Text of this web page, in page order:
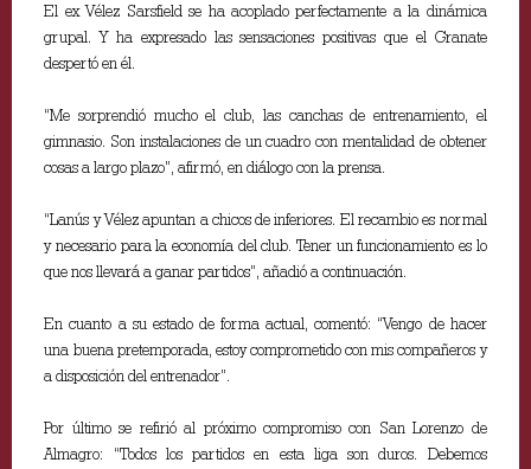
El ex Vélez Sarsfield se ha acoplado perfectamente a la dinámica
grupal. Y ha expresado las sensaciones positivas que el Granate
despertó en él.
“Me sorprendió mucho el club, las canchas de entrenamiento, el
gimnasio. Son instalaciones de un cuadro con mentalidad de obtener
cosas a largo plazo”, afirmó, en diálogo con la prensa.
“Lanús y Vélez apuntan a chicos de inferiores. El recambio es normal
y necesario para la economía del club. Tener un funcionamiento es lo
que nos llevará a ganar partidos”, añadió a continuación.
En cuanto a su estado de forma actual, comentó: “Vengo de hacer
una buena pretemporada, estoy comprometido con mis compañeros y
a disposición del entrenador”.
Por último se refirió al próximo compromiso con San Lorenzo de
Almagro: “Todos los partidos en esta liga son duros. Debemos